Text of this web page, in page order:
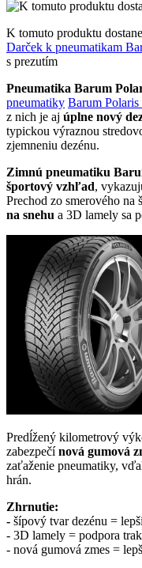
K tomuto produktu
Darček k pneumatikam
s prezutím
Pneumatika Barum
pneumatiky Barum Polaris
z nich je aj úplne nový
typickou výraznou
zjemneniu dezénu.
Zimnú pneumatiku
športový vzhľad,
Prechod zo smerového na
na snehu a 3D lamely sa
Predĺžený kilometrový
zabezpečínová gumová
zaťaženie pneumatiky,
hrán.
Zhrnutie:
- šípový tvar dezénu =
- 3D lamely = podpora
- nová gumová zmes =